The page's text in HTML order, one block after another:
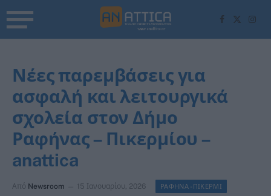
Facebook
X
(Twitter)
Νέες παρεμβάσεις για
ασφαλή και λειτουργικά
σχολεία στον Δήμο
Ραφήνας – Πικερμίου –
anattica
Από Newsroom 15 Ιανουαρίου, 2026 ΡΑΦΗΝΑ -ΠΙΚΕΡΜΙ